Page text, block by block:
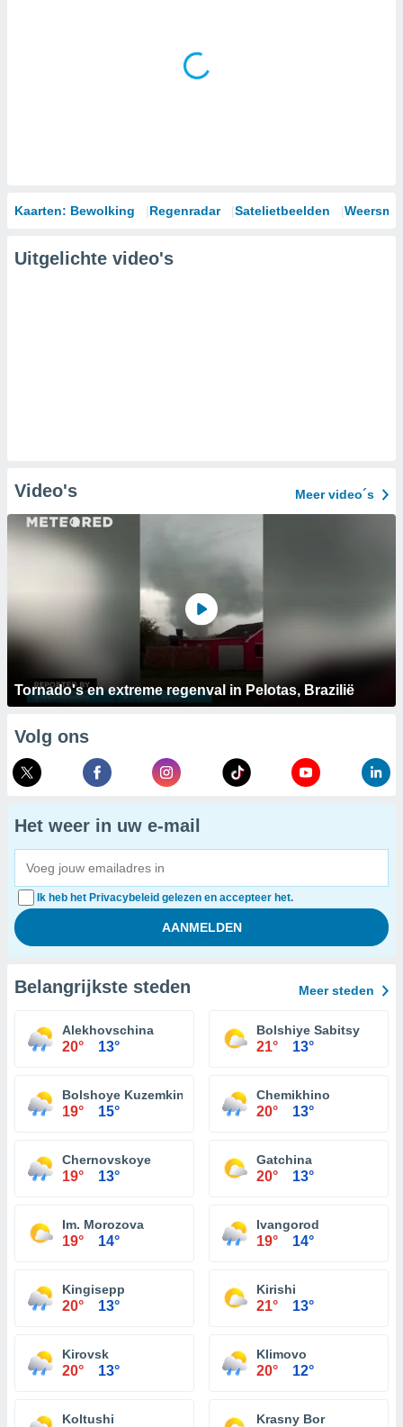
Kaarten: Bewolking Regenradar Satelietbeelden
Uitgelichte video's
Video's Meer video´s
Tornado's en extreme regenval in Pelotas, Brazilië
Volg ons
Het weer in uw e-mail
Ik heb het Privacybeleid gelezen en accepteer het.
Belangrijkste steden Meer steden
Alekhovschina
20° 13°
Bolshiye Sabitsy
21° 13°
Bolshoye Kuzemkino
19° 15°
Chemikhino
20° 13°
Chernovskoye
19° 13°
Gatchina
20° 13°
Im. Morozova
19° 14°
Ivangorod
19° 14°
Kingisepp
20° 13°
Kirishi
21° 13°
Kirovsk
20° 13°
Klimovo
20° 12°
Koltushi Krasny Bor